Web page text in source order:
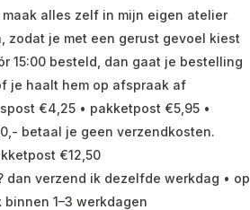
maak alles zelf in mijn eigen atelier
zodat je met een gerust gevoel kiest
15:00 besteld, dan gaat je bestelling
je haalt hem op afspraak af
€4,25 • pakketpost €5,95 •
betaal je geen verzendkosten.
€12,50
dan verzend ik dezelfde werkdag • op
1–3 werkdagen